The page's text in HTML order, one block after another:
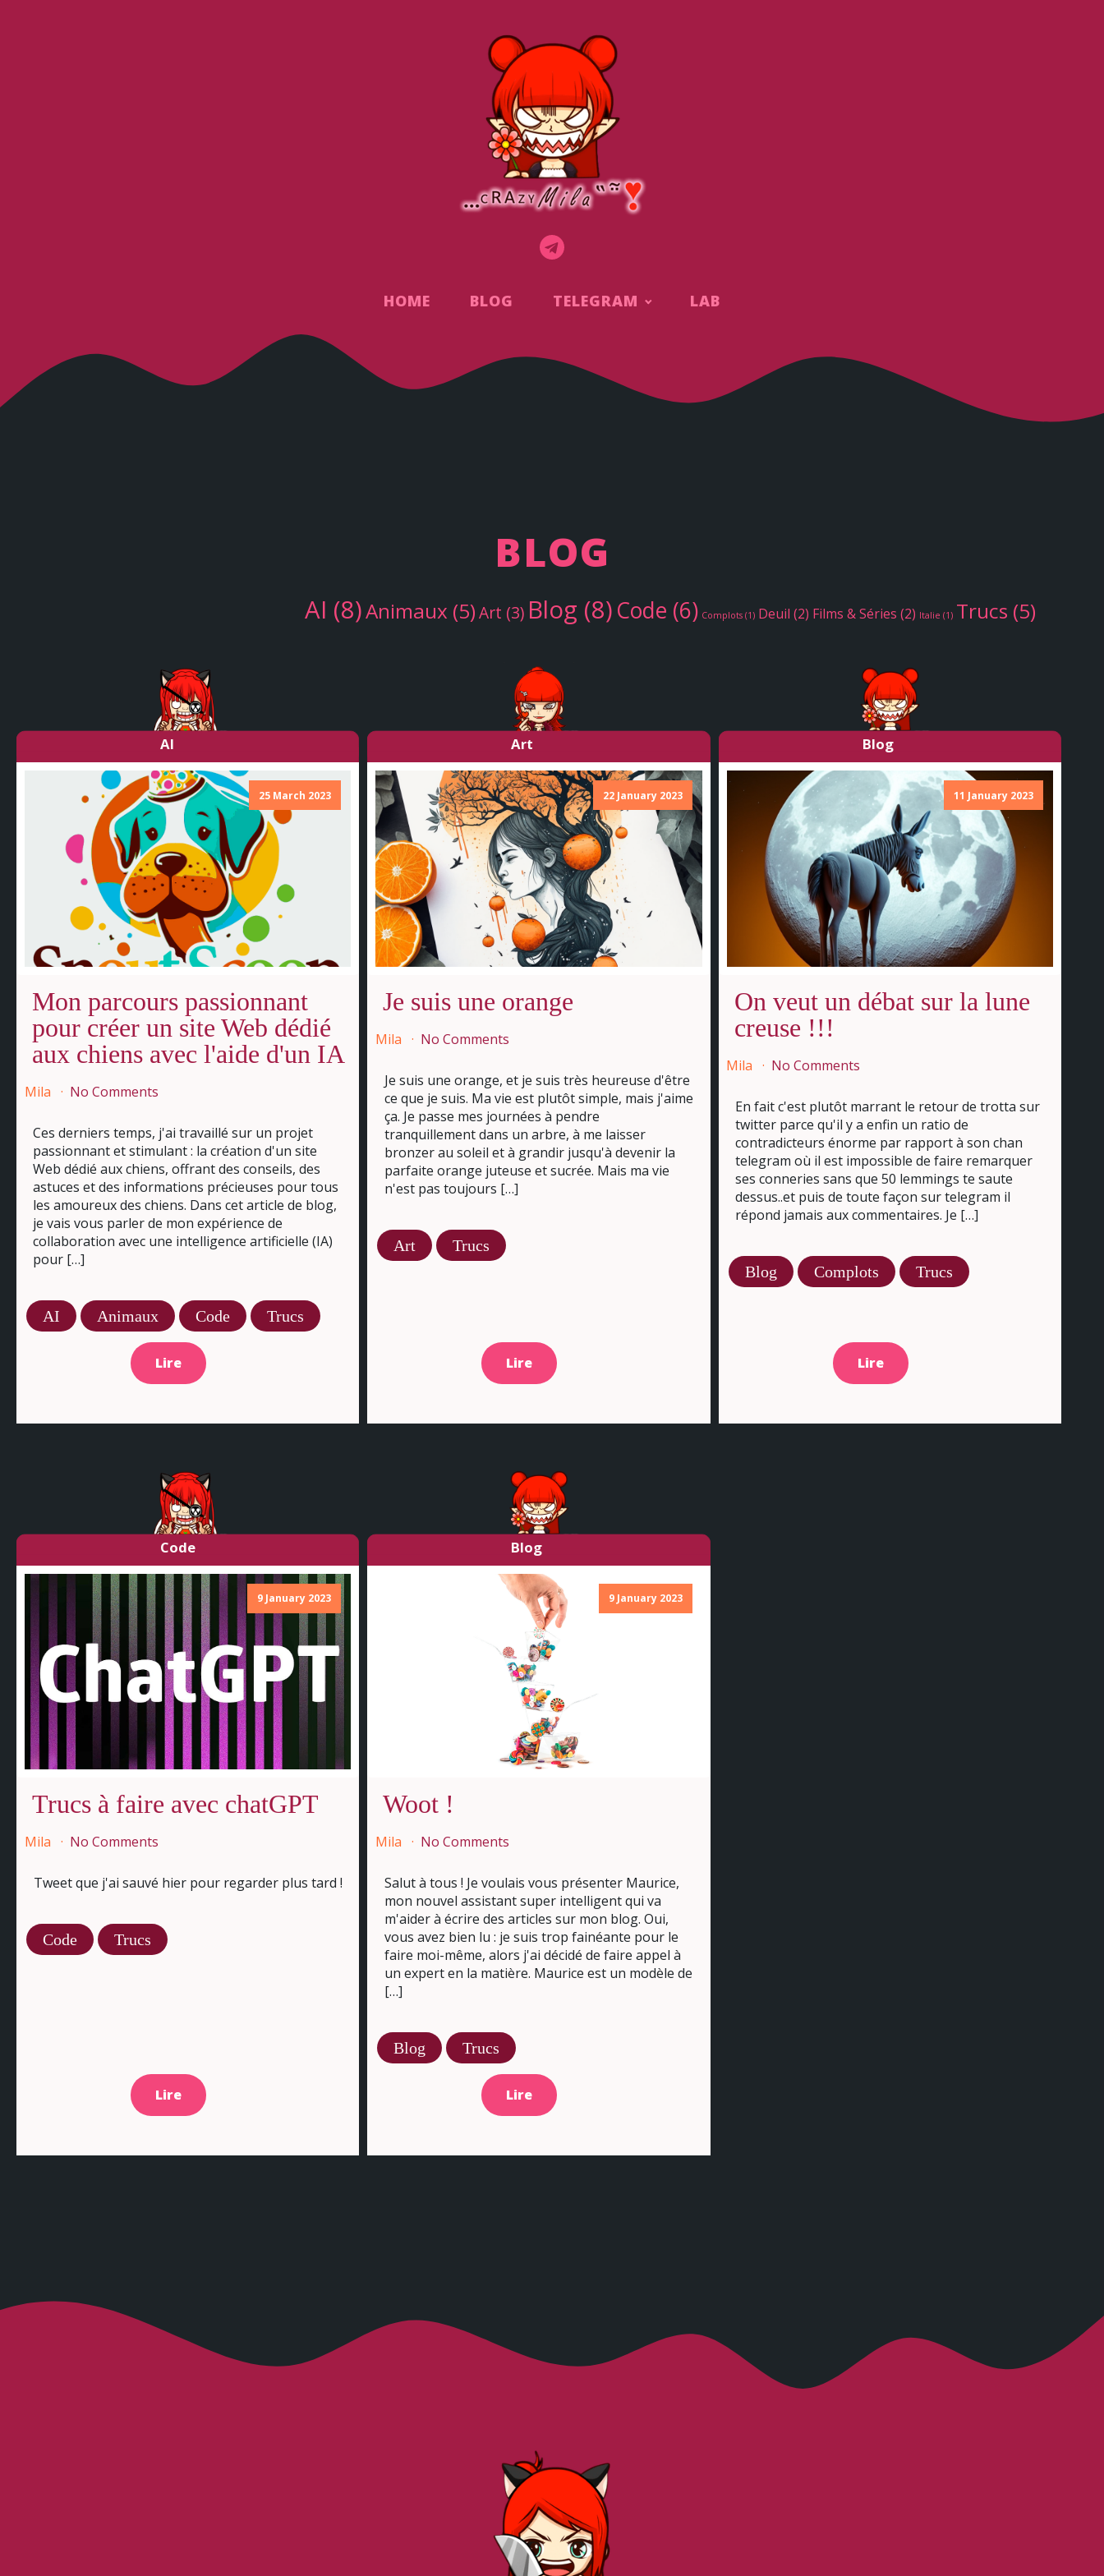
HOME BLOG TELEGRAM LAB
BLOG
AI (8)Animaux (5)Art (3) Blog (8)Code (6) Complots(1) Deuil (2) Films & Séries (2) Italie (1) Trucs (5)
AI
25 March 2023
Mon parcours passionnant
pour créer un site Web dédié
aux chiens avec l'aide d'un IA
Mila No Comments
Ces derniers temps, j'ai travaillé sur un projet
passionnant et stimulant : la création d'un site
Web dédié aux chiens, offrant des conseils, des
astuces et des informations précieuses pour tous
les amoureux des chiens. Dans cet article de blog,
je vais vous parler de mon expérience de
collaboration avec une intelligence artificielle (IA)
pour […]
AI Animaux Code Trucs
Lire
Art
22 January 2023
Je suis une orange
Mila No Comments
Je suis une orange, et je suis très heureuse d'être
ce que je suis. Ma vie est plutôt simple, mais j'aime
ça. Je passe mes journées à pendre
tranquillement dans un arbre, à me laisser
bronzer au soleil et à grandir jusqu'à devenir la
parfaite orange juteuse et sucrée. Mais ma vie
n'est pas toujours […]
Art Trucs
Lire
Blog
11 January 2023
On veut un débat sur la lune
creuse !!!
Mila No Comments
En fait c'est plutôt marrant le retour de trotta sur
twitter parce qu'il y a enfin un ratio de
contradicteurs énorme par rapport à son chan
telegram où il est impossible de faire remarquer
ses conneries sans que 50 lemmings te saute
dessus..et puis de toute façon sur telegram il
répond jamais aux commentaires. Je […]
Blog Complots Trucs
Lire
Code
9 January 2023
Trucs à faire avec chatGPT
Mila No Comments
Tweet que j'ai sauvé hier pour regarder plus tard !
Code Trucs
Lire
Blog
9 January 2023
Woot !
Mila No Comments
Salut à tous ! Je voulais vous présenter Maurice,
mon nouvel assistant super intelligent qui va
m'aider à écrire des articles sur mon blog. Oui,
vous avez bien lu : je suis trop fainéante pour le
faire moi-même, alors j'ai décidé de faire appel à
un expert en la matière. Maurice est un modèle de
[…]
Blog Trucs
Lire